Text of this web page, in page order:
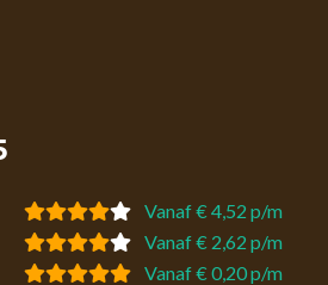
Vanaf € 4,52 p/m
Vanaf € 2,62 p/m
Vanaf € 0,20 p/m